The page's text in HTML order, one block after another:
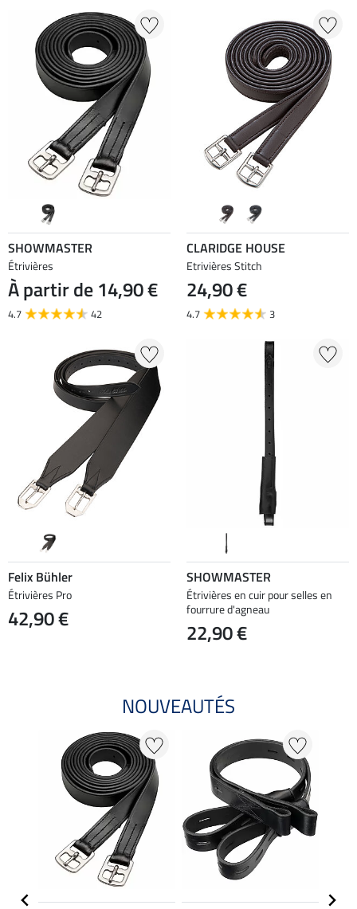
SHOWMASTER
Étrivières
À partir de 14,90 €
4.7 42
CLARIDGE HOUSE
Etrivières Stitch
24,90 €
4.7 3
Felix Bühler
Étrivières Pro
42,90 €
SHOWMASTER
Étrivières en cuir pour selles en
fourrure d'agneau
22,90 €
NOUVEAUTÉS